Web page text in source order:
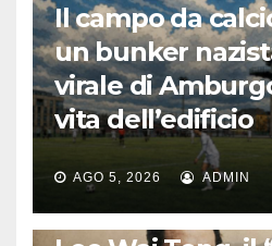
Il campo da
un bunker
virale di
vita dell’edificio
AGO 5, 2026 ADMIN
LA STORIA DEL CALCIO